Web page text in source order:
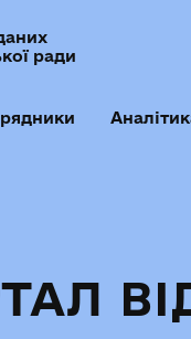
ради